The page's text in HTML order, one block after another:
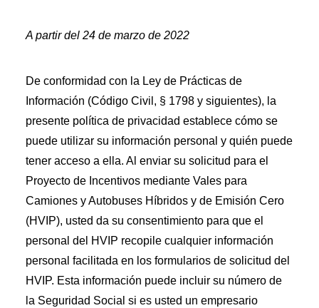
Orientación sobre el programa
Biblioteca
, kits de herramientas y materiales de apoyo
Políticas y procedimientos
del programa
Planificación
de infraestructurasRecursos de
Catálogo
A partir del 24 de marzo de 2022
De conformidad con la Ley de Prácticas de
Información (Código Civil, § 1798 y siguientes), la
presente política de privacidad establece cómo se
puede utilizar su información personal y quién puede
tener acceso a ella. Al enviar su solicitud para el
Proyecto de Incentivos mediante Vales para
Camiones y Autobuses Híbridos y de Emisión Cero
(HVIP), usted da su consentimiento para que el
personal del HVIP recopile cualquier información
personal facilitada en los formularios de solicitud del
HVIP. Esta información puede incluir su número de
la Seguridad Social si es usted un empresario